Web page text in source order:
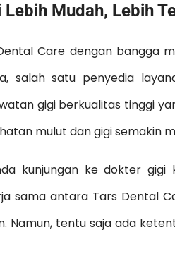
Mudah, Lebih
Care dengan bangga
salah satu penyedia
gigi berkualitas tinggi
mulut dan gigi semakin
kunjungan ke dokter
sama antara Tars Dental
Namun, tentu saja ada